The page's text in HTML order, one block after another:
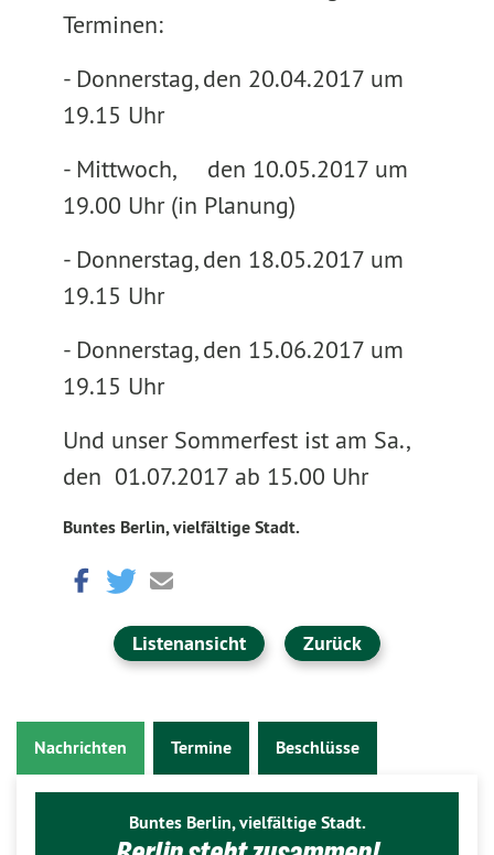
Terminen:
- Donnerstag, den 20.04.2017 um
19.15 Uhr
- Mittwoch, den 10.05.2017 um
19.00 Uhr (in Planung)
- Donnerstag, den 18.05.2017 um
19.15 Uhr
- Donnerstag, den 15.06.2017 um
19.15 Uhr
Und unser Sommerfest ist am Sa.,
den 01.07.2017 ab 15.00 Uhr
Buntes Berlin, vielfältige Stadt.
Listenansicht Zurück
Nachrichten Termine Beschlüsse
Buntes Berlin, vielfältige Stadt.